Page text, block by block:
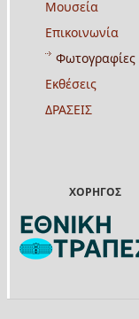
Μουσεία
Επικοινωνία
Φωτογραφίες
Εκθέσεις
ΔΡΑΣΕΙΣ
ΧΟΡΗΓΟΣ